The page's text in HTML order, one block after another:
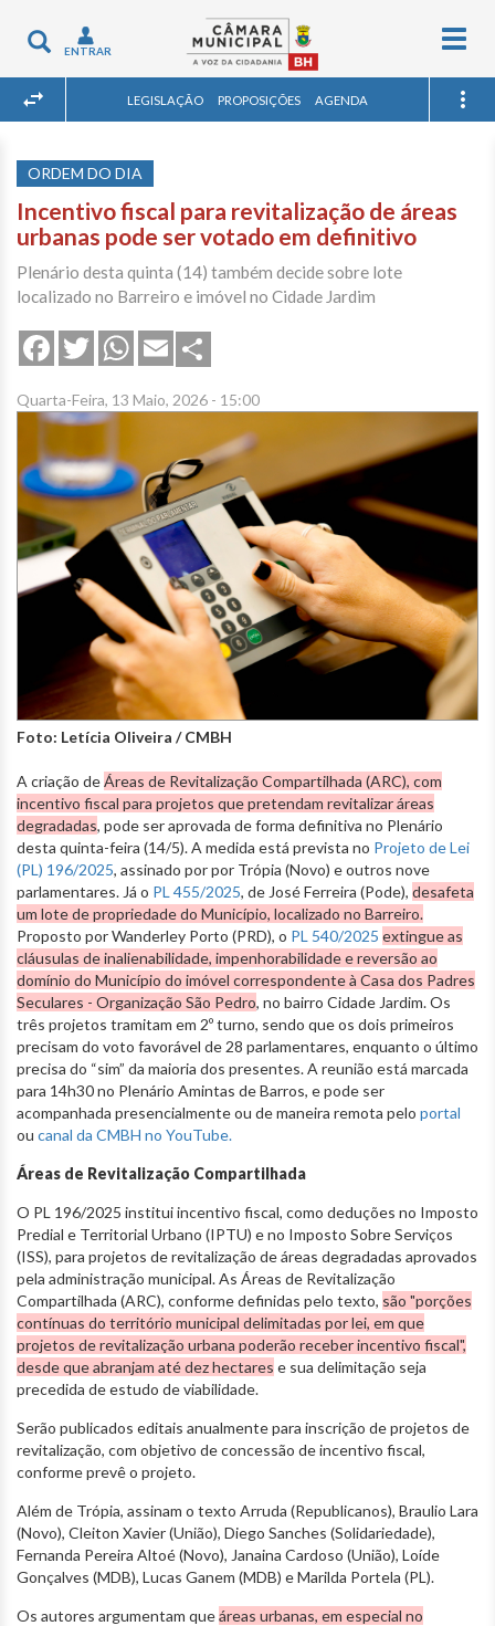
Toggle
navigation
ENTRAR
LEGISLAÇÃO PROPOSIÇÕES AGENDA
ORDEM DO DIA
Incentivo fiscal para revitalização de áreas
urbanas pode ser votado em definitivo
Plenário desta quinta (14) também decide sobre lote
localizado no Barreiro e imóvel no Cidade Jardim
FacebookTwitterWhatsApp
Email
Quarta-Feira, 13 Maio, 2026 - 15:00
Foto: Letícia Oliveira / CMBH
A criação deÁreas de Revitalização Compartilhada (ARC), com
incentivo fiscal para projetos que pretendam revitalizar áreas
degradadas, pode ser aprovada de forma definitiva no Plenário
desta quinta-feira (14/5). A medida está prevista no Projeto de Lei
(PL) 196/2025, assinado por por Trópia (Novo) e outros nove
parlamentares. Já o PL 455/2025, de José Ferreira (Pode), desafeta
um lote de propriedade do Município, localizado no Barreiro.
Proposto por Wanderley Porto (PRD), o PL 540/2025 extingue as
cláusulas de inalienabilidade, impenhorabilidade e reversão ao
domínio do Município do imóvel correspondente à Casa dos Padres
Seculares - Organização São Pedro, no bairro Cidade Jardim. Os
três projetos tramitam em 2º turno, sendo que os dois primeiros
precisam do voto favorável de 28 parlamentares, enquanto o último
precisa do “sim” da maioria dos presentes. A reunião está marcada
para 14h30 no Plenário Amintas de Barros, e pode ser
acompanhada presencialmente ou de maneira remota pelo portal
ou canal da CMBH no YouTube.
Áreas de Revitalização Compartilhada
O PL 196/2025 institui incentivo fiscal, como deduções no Imposto
Predial e Territorial Urbano (IPTU) e no Imposto Sobre Serviços
(ISS), para projetos de revitalização de áreas degradadas aprovados
pela administração municipal. As Áreas de Revitalização
Compartilhada (ARC), conforme definidas pelo texto, são "porções
contínuas do território municipal delimitadas por lei, em que
projetos de revitalização urbana poderão receber incentivo fiscal",
desde que abranjam até dez hectares e sua delimitação seja
precedida de estudo de viabilidade.
Serão publicados editais anualmente para inscrição de projetos de
revitalização, com objetivo de concessão de incentivo fiscal,
conforme prevê o projeto.
Além de Trópia, assinam o texto Arruda (Republicanos), Braulio Lara
(Novo), Cleiton Xavier (União), Diego Sanches (Solidariedade),
Fernanda Pereira Altoé (Novo), Janaina Cardoso (União), Loíde
Gonçalves (MDB), Lucas Ganem (MDB) e Marilda Portela (PL).
Os autores argumentam queáreas urbanas, em especial no